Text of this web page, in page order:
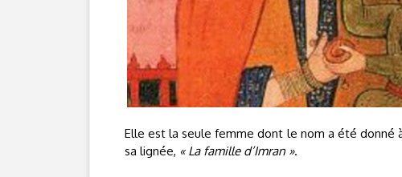
Elle est la seule femme dont le nom a été donné
sa lignée, « La famille d’Imran ».